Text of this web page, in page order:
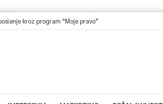
kroz program “Moje pravo”